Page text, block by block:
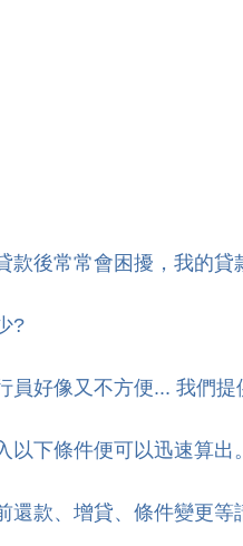
款後常常會困擾，我的貸
?
員好像又不方便... 我們提
以下條件便可以迅速算出。
還款、增貸、條件變更